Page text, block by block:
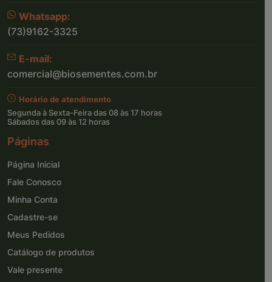
Whatsapp:
(73)9162-3325
E-mail:
comercial@biosementes.com.br
Horário de atendimento
Segunda à Sexta-Feira das 08 às 17 horas
Sábados das 09 às 12 horas
Páginas
Página Inicial
Fale Conosco
Minha Conta
Cadastre-se
Meus Pedidos
Catálogo de produtos
Vale presente